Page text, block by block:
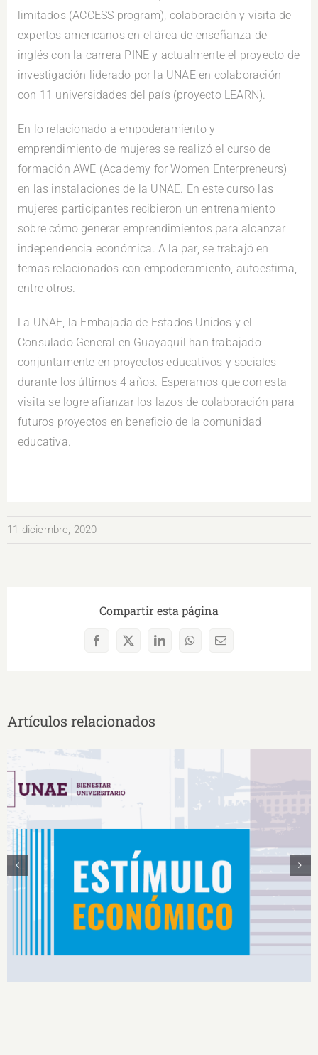
limitados (ACCESS program), colaboración y visita de
expertos americanos en el área de enseñanza de
inglés con la carrera PINE y actualmente el proyecto de
investigación liderado por la UNAE en colaboración
con 11 universidades del país (proyecto LEARN).
En lo relacionado a empoderamiento y
emprendimiento de mujeres se realizó el curso de
formación AWE (Academy for Women Enterpreneurs)
en las instalaciones de la UNAE. En este curso las
mujeres participantes recibieron un entrenamiento
sobre cómo generar emprendimientos para alcanzar
independencia económica. A la par, se trabajó en
temas relacionados con empoderamiento, autoestima,
entre otros.
La UNAE, la Embajada de Estados Unidos y el
Consulado General en Guayaquil han trabajado
conjuntamente en proyectos educativos y sociales
durante los últimos 4 años. Esperamos que con esta
visita se logre afianzar los lazos de colaboración para
futuros proyectos en beneficio de la comunidad
educativa.
11 diciembre, 2020
Compartir esta página
Facebook
X LinkedInWhatsAppCorreo
Artículos relacionados
Estímulos Económicos para Deportistas de Alto
Rendimiento IS2026